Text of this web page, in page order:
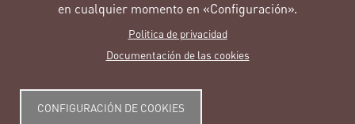
Imagen
en cualquier momento en «Configuración».
Politica de privacidad
Documentación de las cookies
CONFIGURACIÓN DE COOKIES